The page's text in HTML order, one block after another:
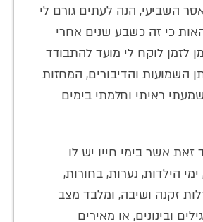
השביעי, הנה לעתים גורם לי
כי זה כשבע שנים אחרי
לזמן לוקח לי מועד להתבודד
השמועות והדיבורים, המחזות
ראיתי וחלמתי בימים
אשר בימי חייו יש לו
הילדות, נערות, בחורות,
זקנה ושיבה, ומלבד מצב
ובינונים, או מאירים